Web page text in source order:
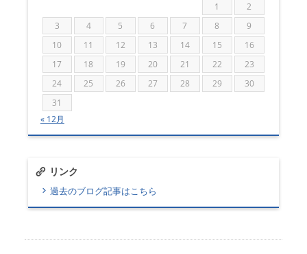
1
2
3
4 5 6 7 8
9
10
11 12 13 14 15
16
17
18 19 20 21 22
23
24
25 26 27 28 29
30
31
« 12月
リンク
過去のブログ記事はこちら